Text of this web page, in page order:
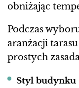
obniżając
Podczas
aranżacji
prostych
Styl budynku